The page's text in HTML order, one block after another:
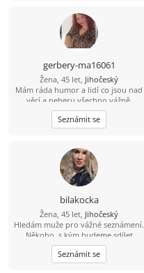
gerbery-ma16061
Žena, 45 let, Jihočeský
Mám ráda humor a lidí co jsou nad
věcí a neberu všechno vážně.
Hledám přátelství s někym kto má
rád výlety , je zodpovědný,
tolerantní a ví co od života chce.
Seznámit se
bilakocka
Žena, 45 let, Jihočeský
Hledám muže pro vážné seznámení.
Někoho, s kým budeme sdílet
radosti i starosti života, protože ve
dvou jde všechno líp. Pokud jsi
upřímný, máš rád smích a chceš
Seznámit se